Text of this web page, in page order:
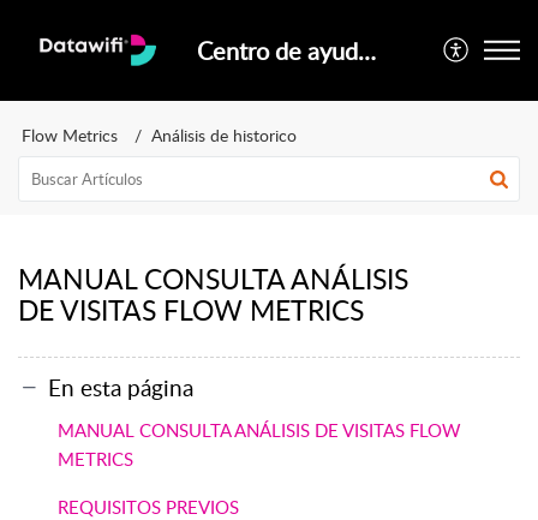
Centro de ayuda oficial Datawifi
Flow Metrics Análisis de historico
MANUAL CONSULTA ANÁLISIS
DE VISITAS FLOW METRICS
En esta página
MANUAL CONSULTA ANÁLISIS DE VISITAS FLOW
METRICS
REQUISITOS PREVIOS